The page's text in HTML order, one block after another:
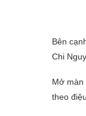
Bên
Chi
Mở màn
theo